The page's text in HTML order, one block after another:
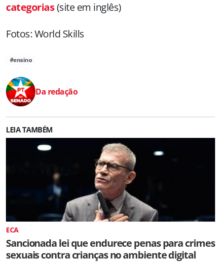
categorias(site em inglês)
Fotos: World Skills
#ensino
Da redação
LEIA TAMBÉM
ECA
Sancionada lei que endurece penas para crimes
sexuais contra crianças no ambiente digital